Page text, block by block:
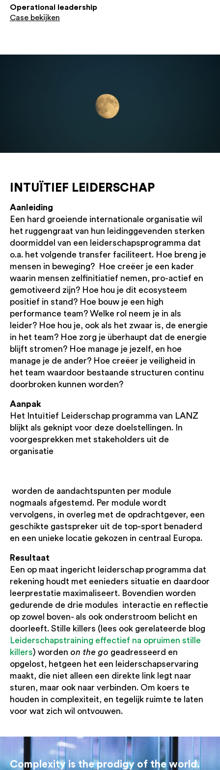
Operational leadership
Case bekijken
INTUÏTIEF LEIDERSCHAP
Aanleiding
Een hard groeiende internationale organisatie wil
het ruggengraat van hun leidinggevenden sterken
doormiddel van een leiderschapsprogramma dat
o.a. het volgende transfer faciliteert. Hoe breng je
mensen in beweging? Hoe creëer je een kader
waarin mensen zelfinitiatief nemen, pro-actief en
gemotiveerd zijn? Hoe hou je dit ecosysteem
positief in stand? Hoe bouw je een high
performance team? Welke rol neem je in als
leider? Hoe hou je, ook als het zwaar is, de energie
in het team? Hoe zorg je überhaupt dat de energie
blijft stromen? Hoe manage je jezelf, en hoe
manage je de ander? Hoe creëer je veiligheid in
het team waardoor bestaande structuren continu
doorbroken kunnen worden?
Aanpak
Het Intuïtief Leiderschap programma van LANZ
blijkt als geknipt voor deze doelstellingen. In
voorgesprekken met stakeholders uit de
organisatie
worden de aandachtspunten per module
nogmaals afgestemd. Per module wordt
vervolgens, in overleg met de opdrachtgever, een
geschikte gastspreker uit de top-sport benaderd
en een unieke locatie gekozen in centraal Europa.
Resultaat
Een op maat ingericht leiderschap programma dat
rekening houdt met eenieders situatie en daardoor
leerprestatie maximaliseert. Bovendien worden
gedurende de drie modules interactie en reflectie
op zowel boven- als ook onderstroom belicht en
doorleeft. Stille killers (lees ook gerelateerde blog
Leiderschapstraining effectief na opruimen stille
killers) worden on the go geadresseerd en
opgelost, hetgeen het een leiderschapservaring
maakt, die niet alleen een direkte link legt naar
sturen, maar ook naar verbinden. Om koers te
houden in complexiteit, en tegelijk ruimte te laten
voor wat zich wil ontvouwen.
Complexity is the prodigy of the world.